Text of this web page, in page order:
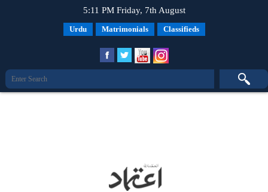
5:11 PM Friday, 7th August
Urdu Matrimonials Classifieds